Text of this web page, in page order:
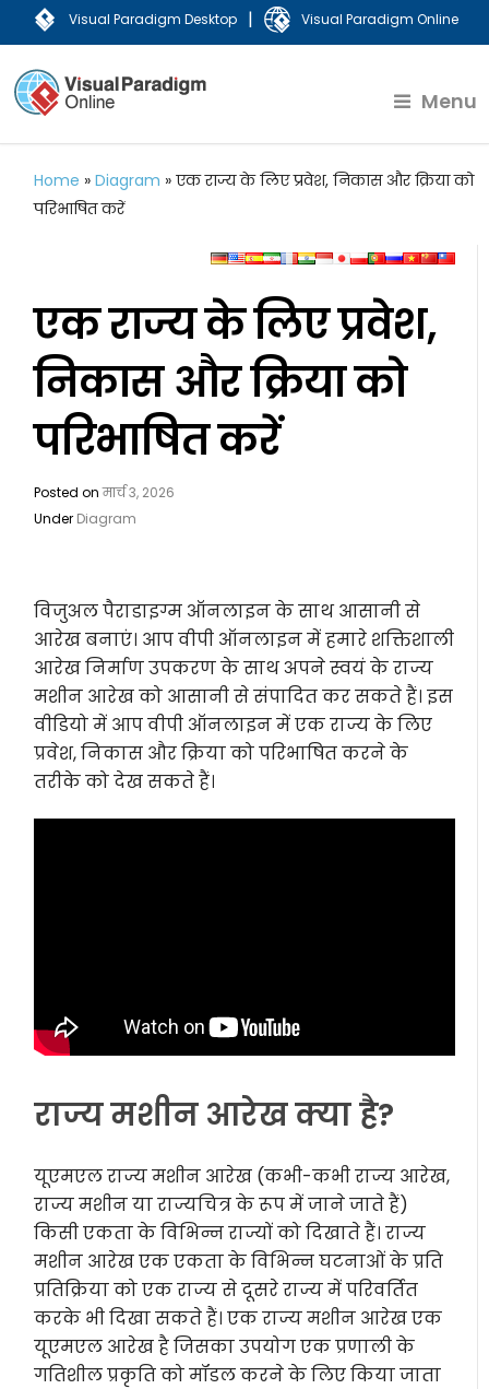
Visual Paradigm Desktop | Visual Paradigm Online
Menu
Home »Diagram »एक राज्य के लिए प्रवेश, निकास और क्रिया को
परिभाषित करें
एक राज्य के लिए प्रवेश,
निकास और क्रिया को
परिभाषित करें
Posted onमार्च 3, 2026
Under Diagram
विजुअल पैराडाइग्म ऑनलाइन के साथ आसानी से
आरेख बनाएं। आप वीपी ऑनलाइन में हमारे शक्तिशाली
आरेख निर्माण उपकरण के साथ अपने स्वयं के राज्य
मशीन आरेख को आसानी से संपादित कर सकते हैं। इस
वीडियो में आप वीपी ऑनलाइन में एक राज्य के लिए
प्रवेश, निकास और क्रिया को परिभाषित करने के
तरीके को देख सकते हैं।
राज्य मशीन आरेख क्या है?
यूएमएल राज्य मशीन आरेख (कभी-कभी राज्य आरेख,
राज्य मशीन या राज्यचित्र के रूप में जाने जाते हैं)
किसी एकता के विभिन्न राज्यों को दिखाते हैं। राज्य
मशीन आरेख एक एकता के विभिन्न घटनाओं के प्रति
प्रतिक्रिया को एक राज्य से दूसरे राज्य में परिवर्तित
करके भी दिखा सकते हैं। एक राज्य मशीन आरेख एक
यूएमएल आरेख है जिसका उपयोग एक प्रणाली के
गतिशील प्रकृति को मॉडल करने के लिए किया जाता